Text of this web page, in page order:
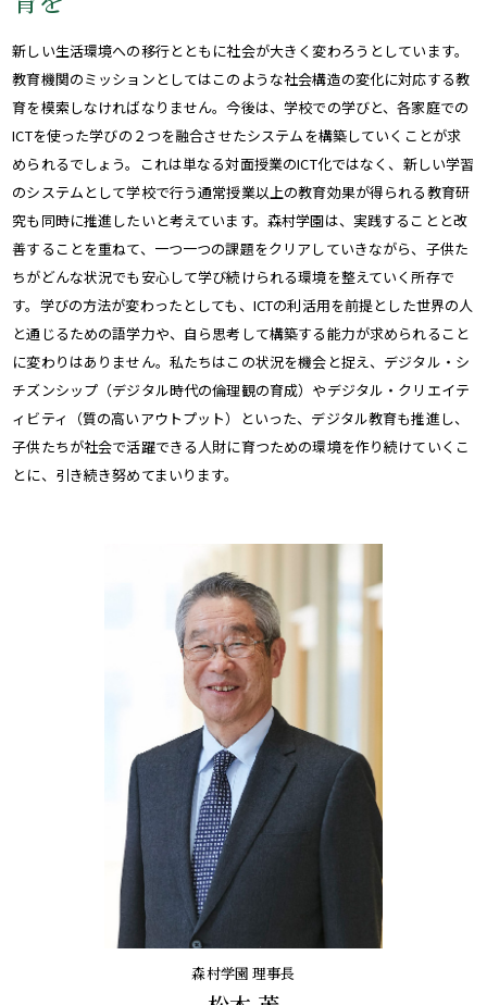
新しい生活環境への移行とともに社会が大きく変わろうとしています。
教育機関のミッションとしてはこのような社会構造の変化に対応する教
育を模索しなければなりません。今後は、学校での学びと、各家庭での
ICTを使った学びの２つを融合させたシステムを構築していくことが求
められるでしょう。これは単なる対面授業のICT化ではなく、新しい学習
のシステムとして学校で行う通常授業以上の教育効果が得られる教育研
究も同時に推進したいと考えています。森村学園は、実践することと改
善することを重ねて、一つ一つの課題をクリアしていきながら、子供た
ちがどんな状況でも安心して学び続けられる環境を整えていく所存で
す。学びの方法が変わったとしても、ICTの利活用を前提とした世界の人
と通じるための語学力や、自ら思考して構築する能力が求められること
に変わりはありません。私たちはこの状況を機会と捉え、デジタル・シ
チズンシップ（デジタル時代の倫理観の育成）やデジタル・クリエイテ
ィビティ（質の高いアウトプット）といった、デジタル教育も推進し、
子供たちが社会で活躍できる人財に育つための環境を作り続けていくこ
とに、引き続き努めてまいります。
森村学園 理事長